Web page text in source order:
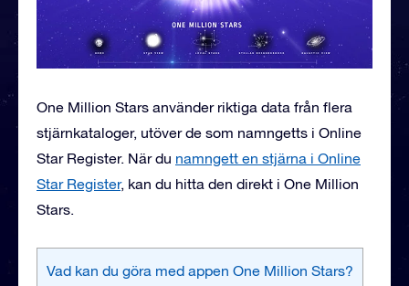
One Million Stars använder riktiga data från flera
stjärnkataloger, utöver de som namngetts i Online
Star Register. När du namngett en stjärna i Online
Star Register, kan du hitta den direkt i One Million
Stars.
Vad kan du göra med appen One Million Stars?